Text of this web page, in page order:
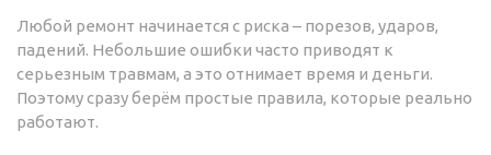
Любой ремонт начинается с риска – порезов, ударов,
падений. Небольшие ошибки часто приводят к
серьезным травмам, а это отнимает время и деньги.
Поэтому сразу берём простые правила, которые реально
работают.